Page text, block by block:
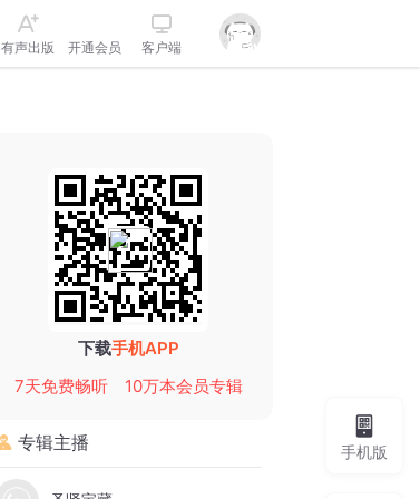
有声出版 开通会员 客户端
下载手机APP
7天免费畅听
10万本会员专辑
专辑主播 手机版